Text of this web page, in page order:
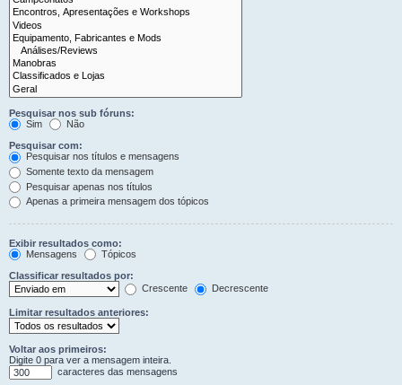
Pesquisar nos sub fóruns:
Sim
Não
Pesquisar com:
Pesquisar nos títulos e mensagens
Somente texto da mensagem
Pesquisar apenas nos títulos
Apenas a primeira mensagem dos tópicos
Exibir resultados como:
Mensagens
Tópicos
Classificar resultados por:
Crescente
Decrescente
Limitar resultados anteriores:
Voltar aos primeiros:
Digite 0 para ver a mensagem inteira.
caracteres das mensagens